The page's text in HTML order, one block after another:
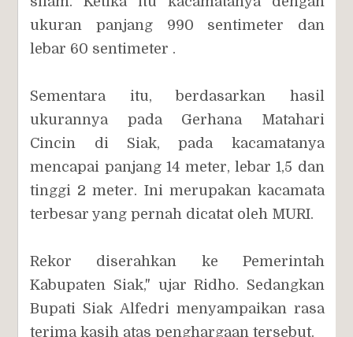
ukuran panjang 990 sentimeter dan
lebar 60 sentimeter .
Sementara itu, berdasarkan hasil
ukurannya pada Gerhana Matahari
Cincin di Siak, pada kacamatanya
mencapai panjang 14 meter, lebar 1,5 dan
tinggi 2 meter. Ini merupakan kacamata
terbesar yang pernah dicatat oleh MURI.
Rekor diserahkan ke Pemerintah
Kabupaten Siak," ujar Ridho. Sedangkan
Bupati Siak Alfedri menyampaikan rasa
terima kasih atas penghargaan tersebut.